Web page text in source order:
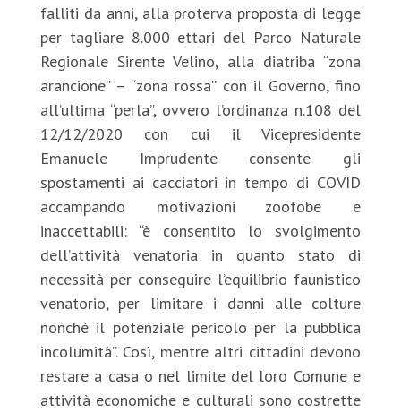
falliti da anni, alla proterva proposta di legge
per tagliare 8.000 ettari del Parco Naturale
Regionale Sirente Velino, alla diatriba “zona
arancione” – “zona rossa” con il Governo, fino
all’ultima “perla”, ovvero l’ordinanza n.108 del
12/12/2020 con cui il Vicepresidente
Emanuele Imprudente consente gli
spostamenti ai cacciatori in tempo di COVID
accampando motivazioni zoofobe e
inaccettabili: “è consentito lo svolgimento
dell’attività venatoria in quanto stato di
necessità per conseguire l’equilibrio faunistico
venatorio, per limitare i danni alle colture
nonché il potenziale pericolo per la pubblica
incolumità”. Così, mentre altri cittadini devono
restare a casa o nel limite del loro Comune e
attività economiche e culturali sono costrette